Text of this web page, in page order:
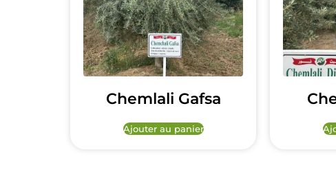
Chemlali Gafsa
Ajouter au panier